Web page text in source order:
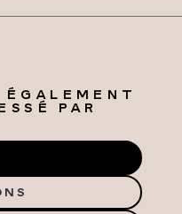
PAR